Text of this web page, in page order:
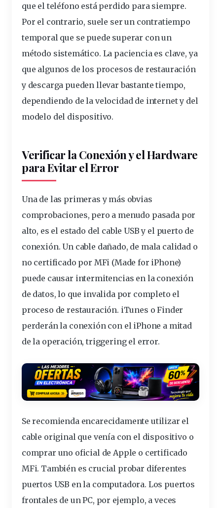
que el teléfono está perdido para siempre.
Por el contrario, suele ser un contratiempo
temporal que se puede superar con un
método sistemático. La paciencia es clave, ya
que algunos de los procesos de restauración
y descarga pueden llevar bastante tiempo,
dependiendo de la velocidad de internet y del
modelo del dispositivo.
Verificar la Conexión y el Hardware
para Evitar el Error
Una de las primeras y más obvias
comprobaciones, pero a menudo pasada por
alto, es el estado del cable USB y el puerto de
conexión. Un cable dañado, de mala calidad o
no certificado por MFi (Made for iPhone)
puede causar intermitencias en la conexión
de datos, lo que invalida por completo el
proceso de restauración. iTunes o Finder
perderán la conexión con el iPhone a mitad
de la operación, triggering el error.
Se recomienda encarecidamente utilizar el
cable original que venía con el dispositivo o
comprar uno oficial de Apple o certificado
MFi. También es crucial probar diferentes
puertos USB en la computadora. Los puertos
frontales de un PC, por ejemplo, a veces